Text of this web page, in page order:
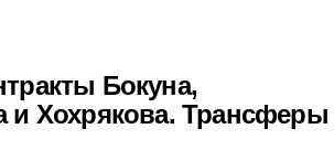
Бокуна,
и Хохрякова. Трансферы